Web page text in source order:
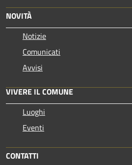
NOVITÀ
Notizie
Comunicati
Avvisi
VIVERE IL COMUNE
Luoghi
Eventi
CONTATTI